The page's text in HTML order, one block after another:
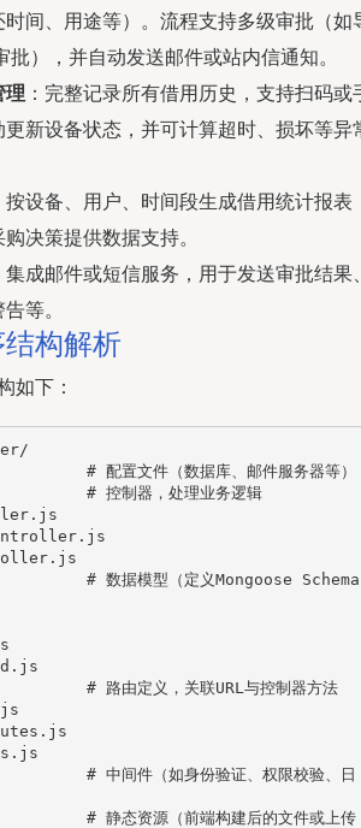
时间、用途等）。流程支持多级审批（如
批），并自动发送邮件或站内信通知。
理 ：完整记录所有借用历史，支持扫码或
新设备状态，并可计算超时、损坏等异
按设备、用户、时间段生成借用统计报表
决策提供数据支持。
集成邮件或短信服务，用于发送审批结果
等。
构解析
如下：
# 配置文件（数据库、邮件服务器等）
# 控制器，处理业务逻辑
# 数据模型（定义Mongoose Schema
# 路由定义，关联URL与控制器方法
# 中间件（如身份验证、权限校验、日
# 静态资源（前端构建后的文件或上传